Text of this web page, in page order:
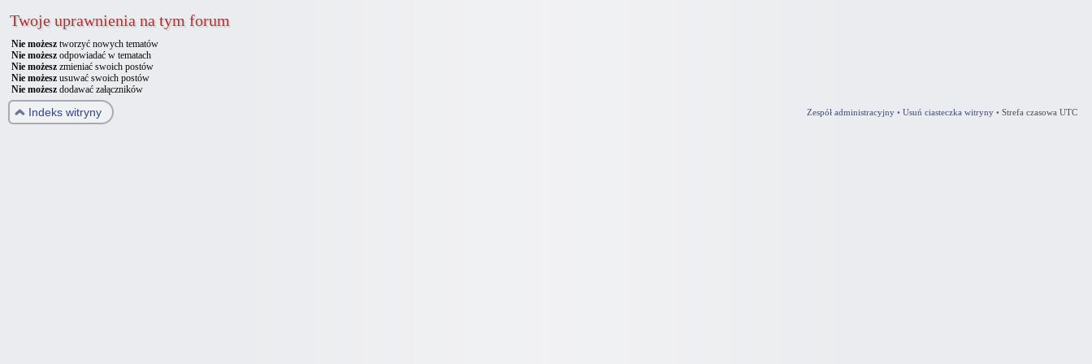
Twoje uprawnienia na tym forum
Nie możesz tworzyć nowych tematów
Nie możesz odpowiadać w tematach
Nie możesz zmieniać swoich postów
Nie możesz usuwać swoich postów
Nie możesz dodawać załączników
Zespół administracyjny • Usuń ciasteczka witryny • Strefa czasowa UTC
Indeks witryny